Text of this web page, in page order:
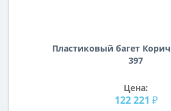
Пластиковый багет
397
Цена:
122 221 ₽